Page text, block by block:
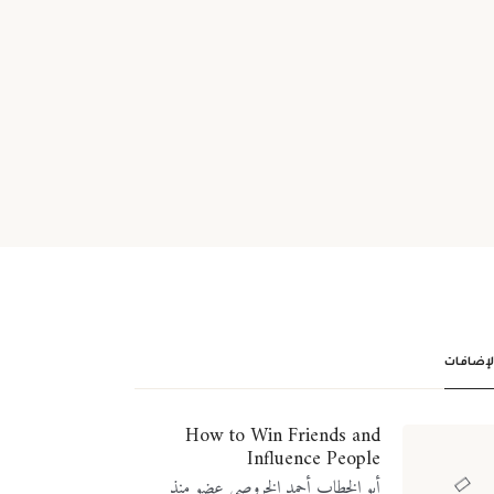
How to Win Friends and
Influence People